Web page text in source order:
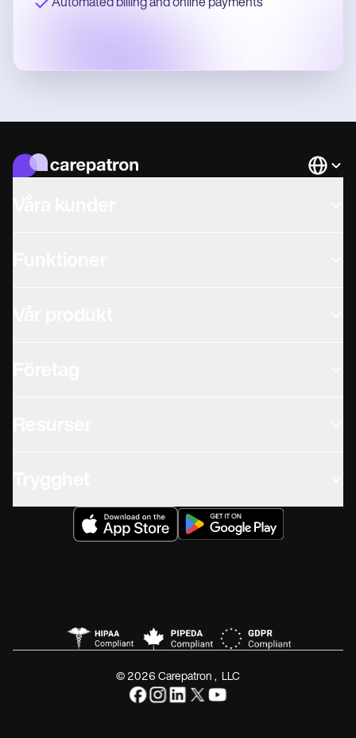
Automated billing and online payments
© 2026 Carepatron, LLC